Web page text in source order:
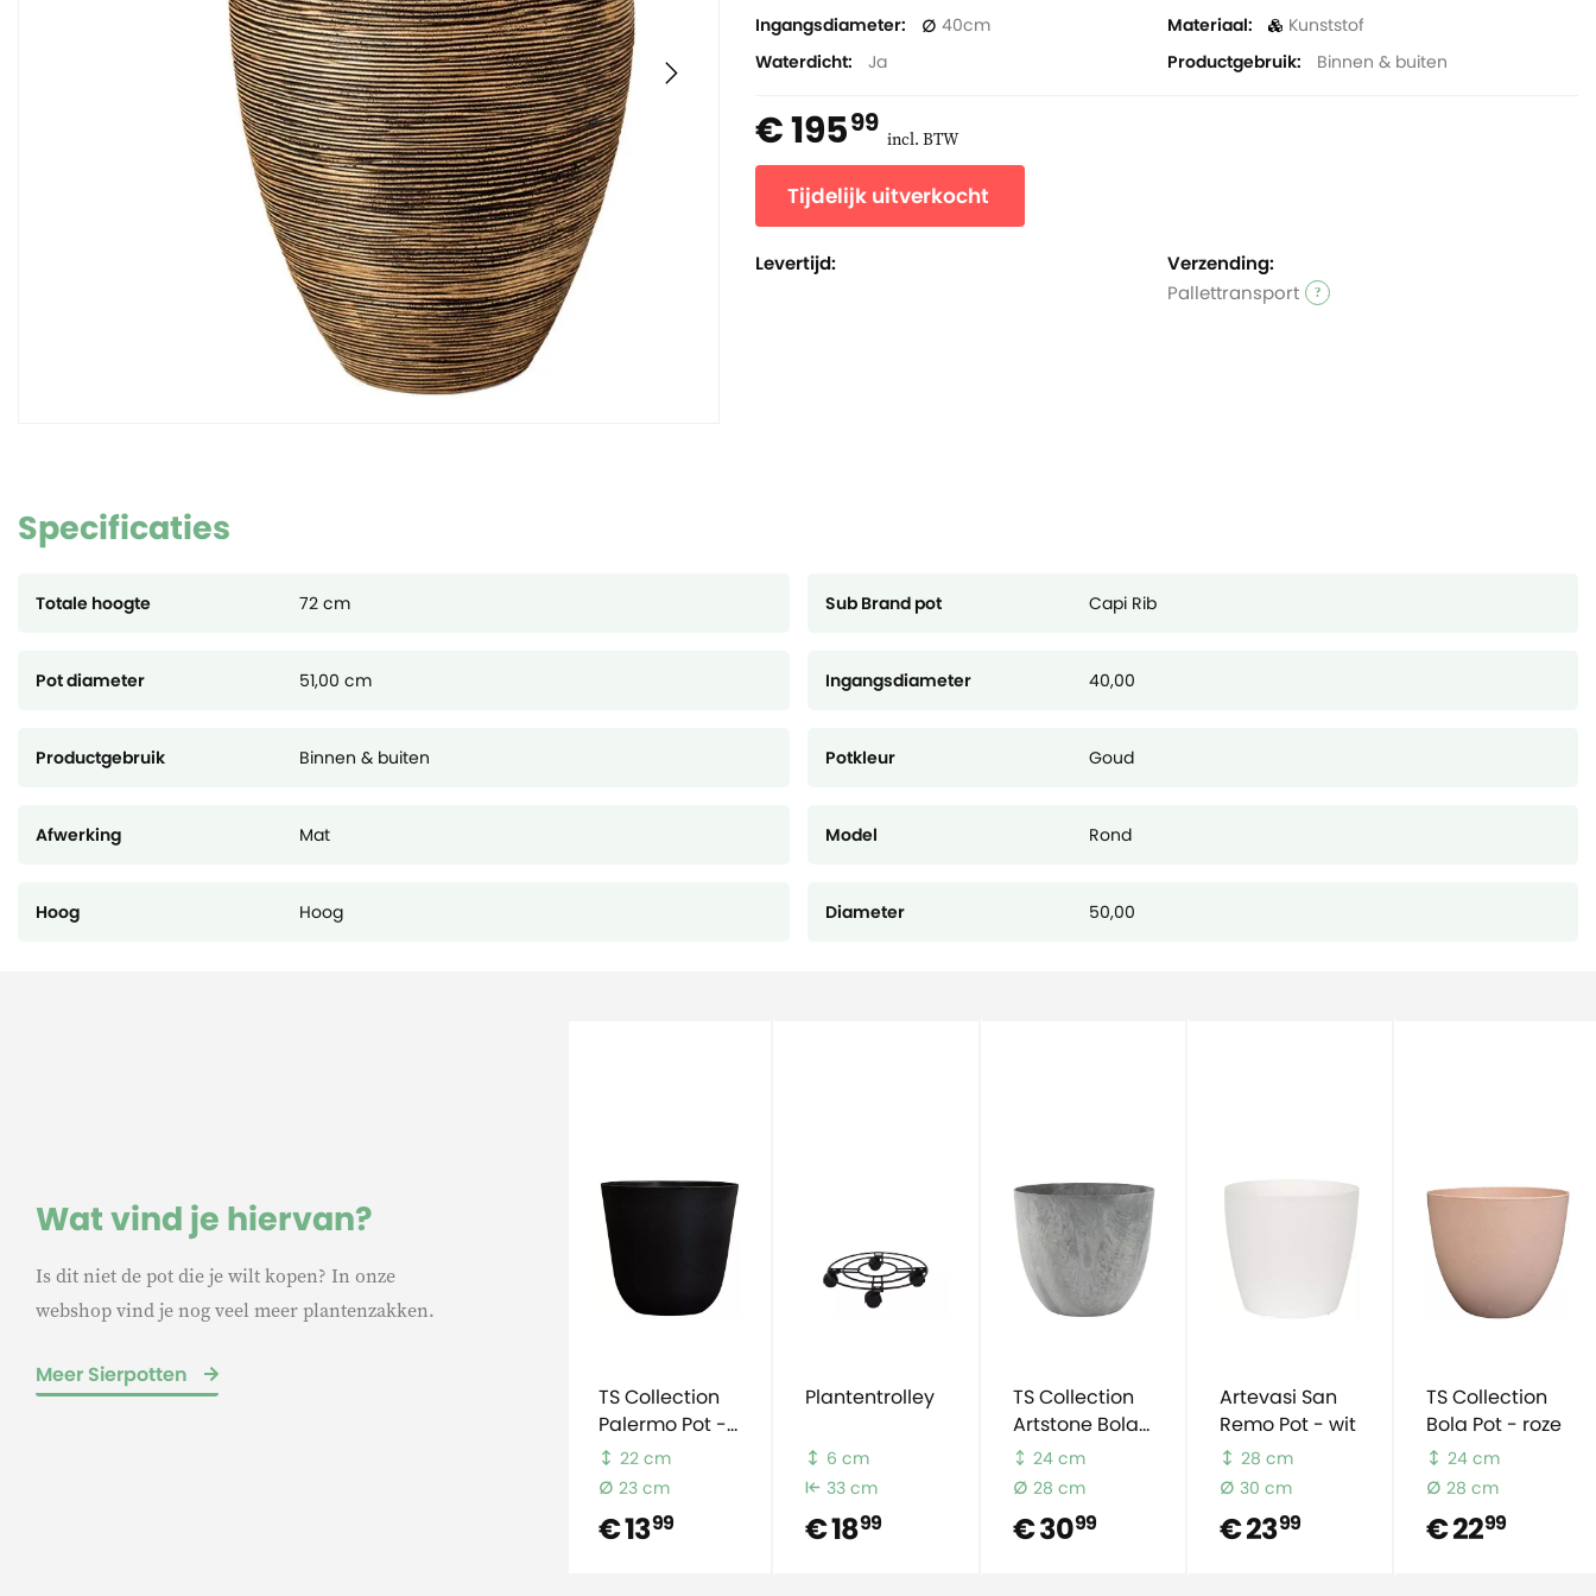
Ingangsdiameter
40 Materiaal
Kunststof
Waterdicht
Ja Productgebruik Binnen & buiten
€ 19599 incl. BTW
Tijdelijk uitverkocht
Levertijd:
Verzending:
Pallettransport
Specificaties
Totale hoogte 72 cm Sub Brand pot Capi Rib
Pot diameter 51,00 cm Ingangsdiameter 40,00
Productgebruik Binnen & buiten Potkleur Goud
Afwerking Mat Model Rond
Hoog Hoog Diameter 50,00
Wat vind je hiervan?
Is dit niet de pot die je wilt kopen? In onze
webshop vind je nog veel meer plantenzakken.
Meer Sierpotten
TS Collection
Palermo Pot -
mat zwart
22 cm
23 cm
€ 1399
Plantentrolley
6 cm
33 cm
€ 1899
TS Collection
Artstone Bola
Pot - Grijs
24 cm
28 cm
€ 3099
Artevasi San
Remo Pot - wit
28 cm
30 cm
€ 2399
TS Collection
Bola Pot - roze
24 cm
28 cm
€ 2299